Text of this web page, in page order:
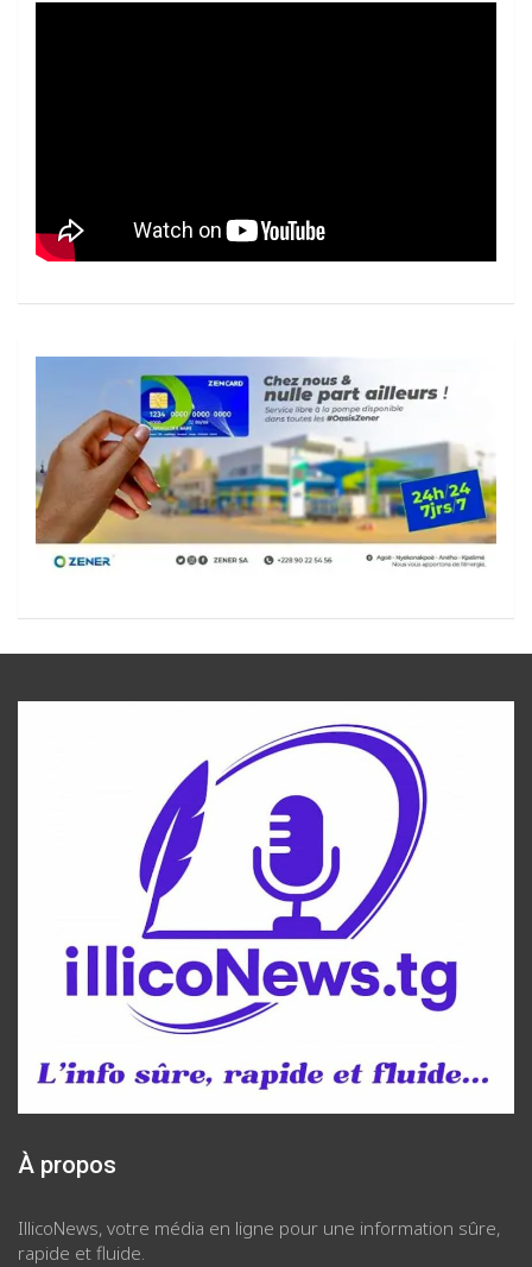
À propos
IllicoNews, votre média en ligne pour une information sûre,
rapide et fluide.